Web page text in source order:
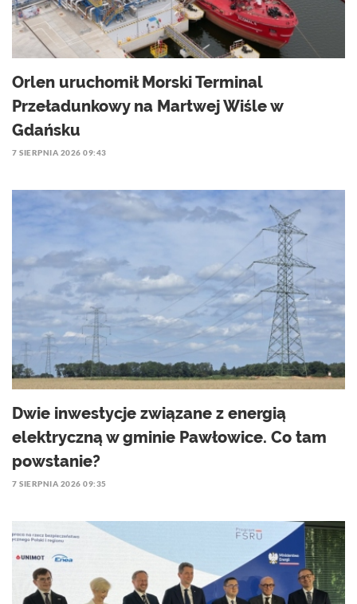
Orlen uruchomił Morski Terminal
Przeładunkowy na Martwej Wiśle w
Gdańsku
7 SIERPNIA 2026 09:43
Dwie inwestycje związane z energią
elektryczną w gminie Pawłowice. Co tam
powstanie?
7 SIERPNIA 2026 09:35